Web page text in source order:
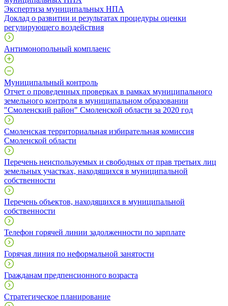
Экспертиза муниципальных НПА
Доклад о развитии и результатах процедуры оценки
регулирующего воздействия
Антимонопольный комплаенс
Муниципальный контроль
Отчет о проведенных проверках в рамках муниципального
земельного контроля в муниципальном образовании
"Смоленский район" Смоленской области за 2020 год
Смоленская территориальная избирательная комиссия
Смоленской области
Перечень неиспользуемых и свободных от прав третьих лиц
земельных участках, находящихся в муниципальной
собственности
Перечень объектов, находящихся в муниципальной
собственности
Телефон горячей линии задолженности по зарплате
Горячая линия по неформальной занятости
Гражданам предпенсионного возраста
Стратегическое планирование